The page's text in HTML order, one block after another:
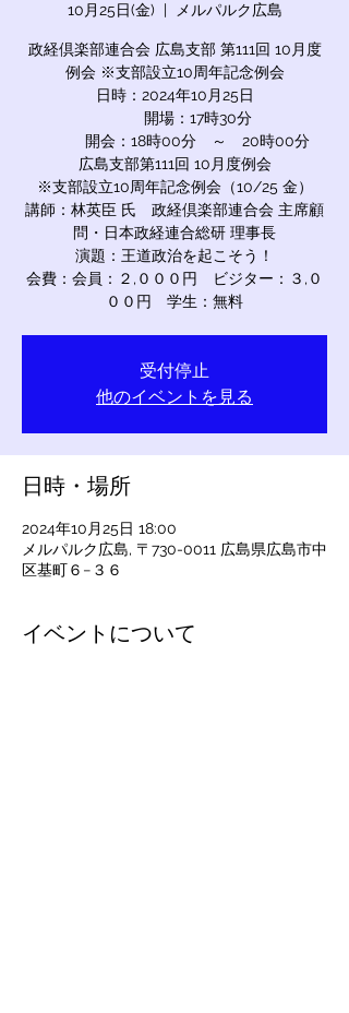
10月25日(金)
  |
メルパルク広島
政経倶楽部連合会 広島支部 第111回 10月度
例会 ※支部設立10周年記念例会
日時：2024年10月25日
開場：17時30分
開会：18時00分 ～ 20時00分
広島支部第111回 10月度例会
※支部設立10周年記念例会（10/25 金）
講師：林英臣 氏 政経倶楽部連合会 主席顧
問・日本政経連合総研 理事長
演題：王道政治を起こそう！
会費：会員：２,０００円 ビジター：３,０
００円 学生：無料
受付停止
他のイベントを見る
日時・場所
2024年10月25日 18:00
メルパルク広島, 〒730-0011 広島県広島市中
区基町６−３６
イベントについて